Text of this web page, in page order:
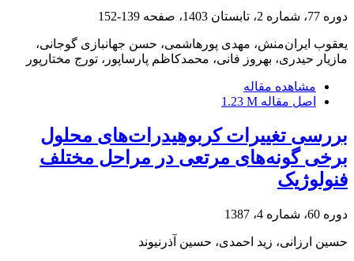
دوره 77، شماره 2، تابستان 1403، صفحه 139-152
یعقوب ایران‌منش، مهدی پورهاشمی، حسن جهانبازی گوجانی،
مازیار حیدری، بهروز فانی، محمدکاظم پارساپور، تورج مختارپور
مشاهده مقاله
اصل مقاله 1.23 M
بررسی تغییرات کربوهیدرات‌های محلول
برخی گونه‌های مرتعی در مراحل مختلف
فنولوژیک
دوره 60، شماره 4، 1387
حسین ارزانی، زید احمدی، حسین آذرنیوند